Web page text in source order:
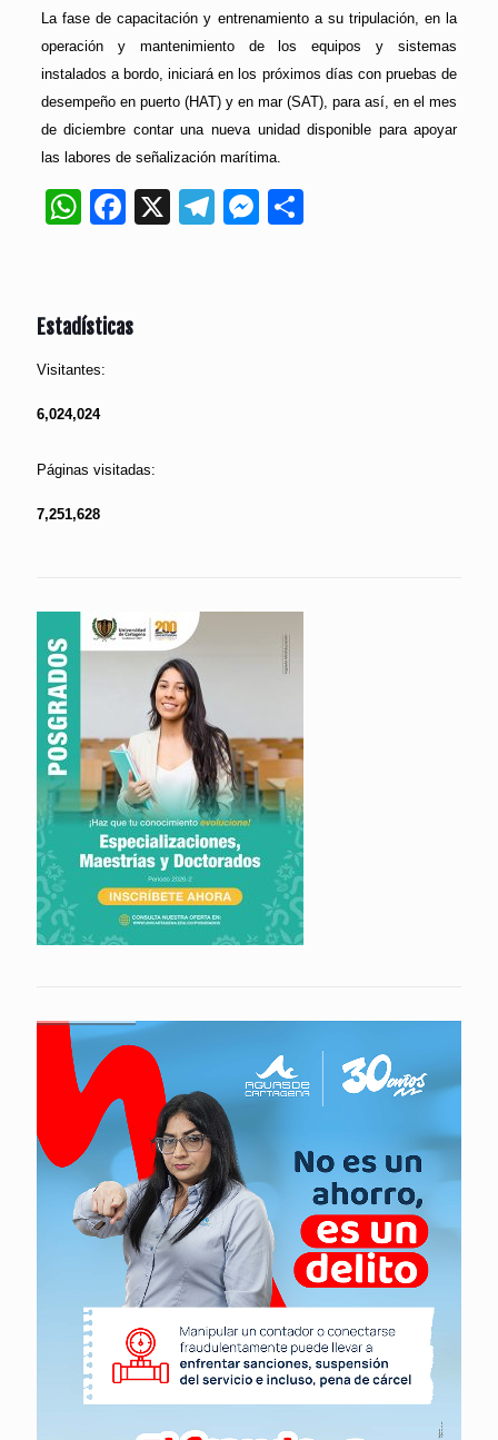
La fase de capacitación y entrenamiento a su tripulación, en la
operación y mantenimiento de los equipos y sistemas
instalados a bordo, iniciará en los próximos días con pruebas de
desempeño en puerto (HAT) y en mar (SAT), para así, en el mes
de diciembre contar una nueva unidad disponible para apoyar
las labores de señalización marítima.
WhatsApp
Facebook
X Telegram
Messenger
Estadísticas
Visitantes:
6,024,024
Páginas visitadas:
7,251,628